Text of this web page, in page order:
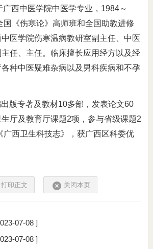
广西中医学院中医学专业，1984～
国《伤寒论》高师班和全国助教进修
医学院伤寒温病教研室副主任、中医
任、主任。临床擅长应用经方以及经
种中医疑难杂病以及男科疾病和不孕
版专著及教材10多部，发表论文60
厅及教育厅课题2项，参与省级课题2
广西卫生科技志》，获广西区科委优
打印正文 关闭本页
07-08 ]
07-08 ]